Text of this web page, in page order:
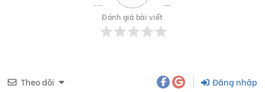
Đánh giá bài viết
Theo dõi Đăng nhập